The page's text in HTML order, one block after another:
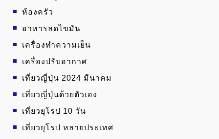
ห้องครัว
อาหารลดไขมัน
เครื่องทำความเย็น
เครื่องปรับอากาศ
เที่ยวญี่ปุ่น 2024 มีนาคม
เที่ยวญี่ปุ่นด้วยตัวเอง
เที่ยวยุโรป 10 วัน
เที่ยวยุโรป หลายประเทศ